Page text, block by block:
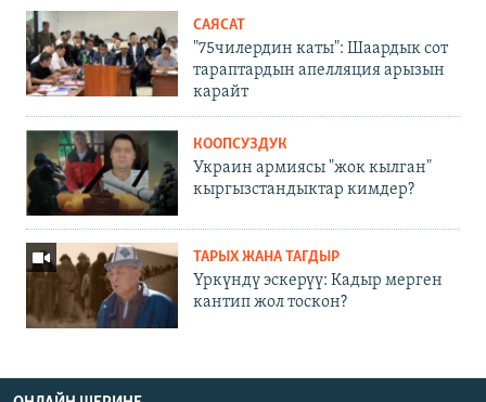
САЯСАТ
"75чилердин каты": Шаардык сот
тараптардын апелляция арызын
карайт
КООПСУЗДУК
Украин армиясы "жок кылган"
кыргызстандыктар кимдер?
ТАРЫХ ЖАНА ТАГДЫР
Үркүндү эскерүү: Кадыр мерген
кантип жол тоскон?